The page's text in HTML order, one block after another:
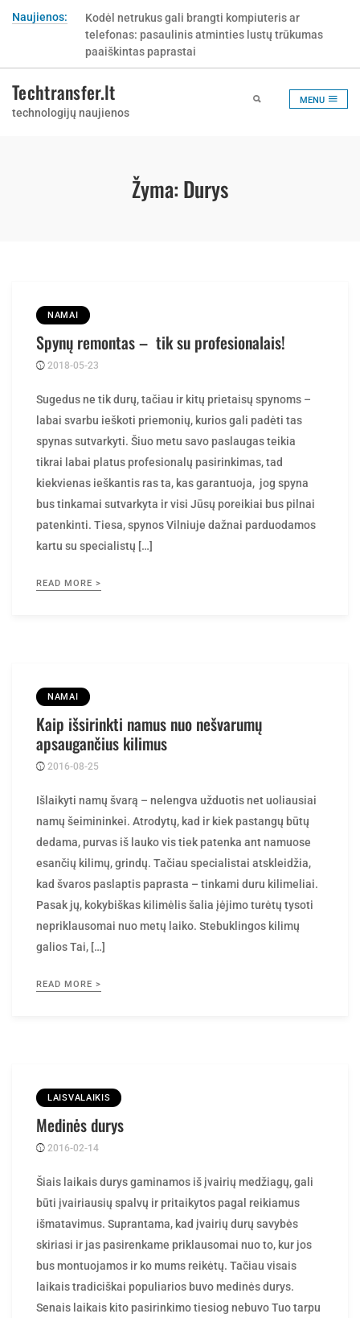
Naujienos:
Kodėl netrukus gali brangti kompiuteris ar
telefonas: pasaulinis atminties lustų trūkumas
paaiškintas paprastai
Techtransfer.lt
technologijų naujienos
MENU
Žyma: Durys
NAMAI
Spynų remontas – tik su profesionalais!
2018-05-23
by
Sugedus ne tik durų, tačiau ir kitų prietaisų spynoms –
labai svarbu ieškoti priemonių, kurios gali padėti tas
spynas sutvarkyti. Šiuo metu savo paslaugas teikia
tikrai labai platus profesionalų pasirinkimas, tad
kiekvienas ieškantis ras ta, kas garantuoja, jog spyna
bus tinkamai sutvarkyta ir visi Jūsų poreikiai bus pilnai
patenkinti. Tiesa, spynos Vilniuje dažnai parduodamos
kartu su specialistų […]
READ MORE >
NAMAI
Kaip išsirinkti namus nuo nešvarumų
apsaugančius kilimus
2016-08-25
by
Išlaikyti namų švarą – nelengva užduotis net uoliausiai
namų šeimininkei. Atrodytų, kad ir kiek pastangų būtų
dedama, purvas iš lauko vis tiek patenka ant namuose
esančių kilimų, grindų. Tačiau specialistai atskleidžia,
kad švaros paslaptis paprasta – tinkami duru kilimeliai.
Pasak jų, kokybiškas kilimėlis šalia įėjimo turėtų tysoti
nepriklausomai nuo metų laiko. Stebuklingos kilimų
galios Tai, […]
READ MORE >
LAISVALAIKIS
Medinės durys
2016-02-14
by
Šiais laikais durys gaminamos iš įvairių medžiagų, gali
būti įvairiausių spalvų ir pritaikytos pagal reikiamus
išmatavimus. Suprantama, kad įvairių durų savybės
skiriasi ir jas pasirenkame priklausomai nuo to, kur jos
bus montuojamos ir ko mums reikėtų. Tačiau visais
laikais tradiciškai populiarios buvo medinės durys.
Senais laikais kito pasirinkimo tiesiog nebuvo Tuo tarpu